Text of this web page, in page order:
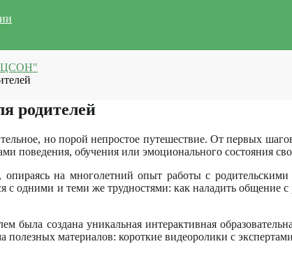
родителей
но порой непростое путешествие. От первых
поведения, обучения или эмоционального состояния
на многолетний опыт работы с родительскими
с одними и теми же трудностями: как наладить общение
была создана уникальная интерактивная
полезных материалов: короткие видеоролики с